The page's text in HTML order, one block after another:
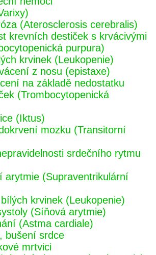
(Aterosclerosis cerebralis)
krevních destiček s krvácivými
purpura)
krvinek (Leukopenie)
z nosu (epistaxe)
na základě nedostatku
(Trombocytopenická
(Iktus)
mozku (Transitorní
srdečního rytmu
arytmie (Supraventrikulární
krvinek (Leukopenie)
(Síňová arytmie)
(Astma cardiale)
bušení srdce
mrtvici